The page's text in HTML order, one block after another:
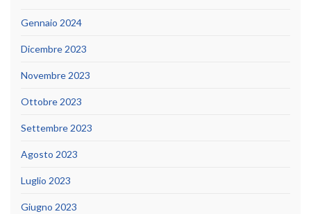
Gennaio 2024
Dicembre 2023
Novembre 2023
Ottobre 2023
Settembre 2023
Agosto 2023
Luglio 2023
Giugno 2023